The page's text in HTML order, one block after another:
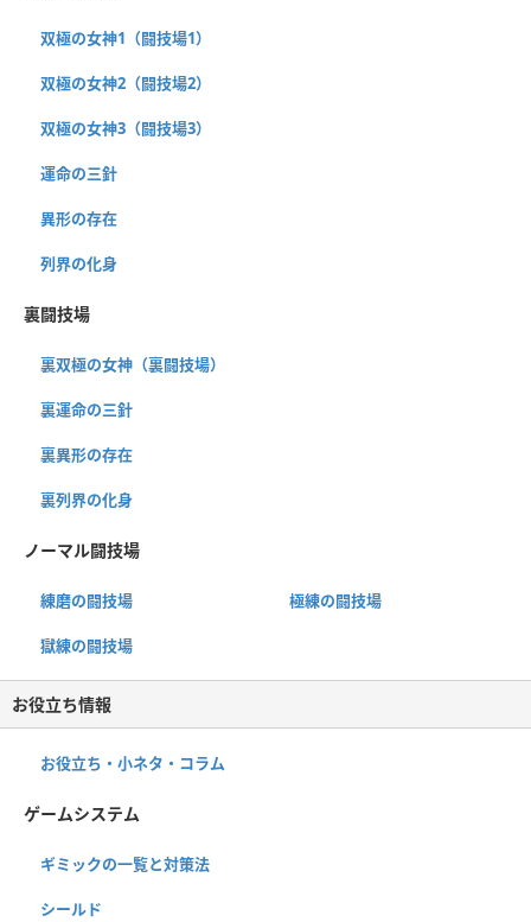
双極の女神1（闘技場1）
双極の女神2（闘技場2）
双極の女神3（闘技場3）
運命の三針
異形の存在
列界の化身
裏闘技場
裏双極の女神（裏闘技場）
裏運命の三針
裏異形の存在
裏列界の化身
ノーマル闘技場
練磨の闘技場 極練の闘技場
獄練の闘技場
お役立ち情報
お役立ち・小ネタ・コラム
ゲームシステム
ギミックの一覧と対策法
シールド